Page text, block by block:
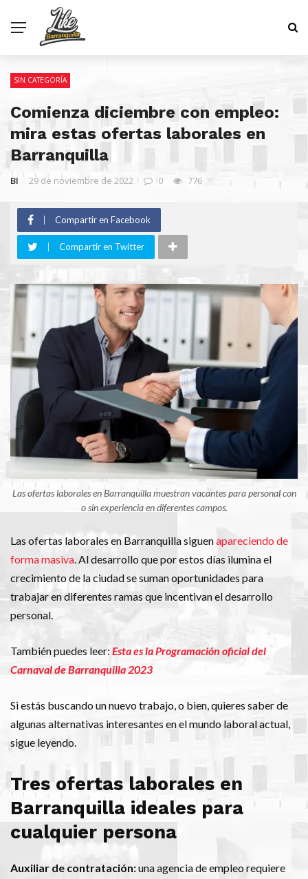
SIN CATEGORÍA
Comienza diciembre con empleo:
mira estas ofertas laborales en
Barranquilla
BI 29 de noviembre de 2022 0 776
Compartir en Facebook
Compartir en Twitter
Las ofertas laborales en Barranquilla muestran vacantes para personal con
o sin experiencia en diferentes campos.
Las ofertas laborales en Barranquilla siguenapareciendo de
forma masiva. Al desarrollo que por estos días ilumina el
crecimiento de la ciudad se suman oportunidades para
trabajar en diferentes ramas que incentivan el desarrollo
personal.
También puedes leer: Esta es la Programación oficial del
Carnaval de Barranquilla 2023
Si estás buscando un nuevo trabajo, o bien, quieres saber de
algunas alternativas interesantes en el mundo laboral actual,
sigue leyendo.
Tres ofertas laborales en
Barranquilla ideales para
cualquier persona
Auxiliar de contratación:una agencia de empleo requiere